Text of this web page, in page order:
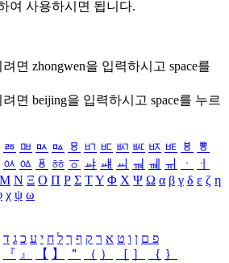
여 사용하시면 됩니다.
면 zhongwen을 입력하시고 space를
면 beijing을 입력하시고 space를 누르
ㅭ ㅮ ㅯ ㅰ ㅱ ㅲ ㅳ ㅴ ㅵ ㅶ ㅷ ㅸ
ㅹ
ㆂ ㆃ ㆄ ㆅ ㆆ ㆇ ㆈ ㆉ ㆊ ㆋ ㆌ ㆍ
ㆎ
Μ Ν Ξ Ο Π Ρ Σ ΤΥ Φ Χ Ψ Ω α β γ δ ε ζ η
χ ψ ω
פ ם ן ו ט א ר ק ף ך ל ח י ע כ ג ד
『 』 【 】 ＂ （ ） ［ ］ ｛ ｝